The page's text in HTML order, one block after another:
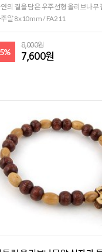
의 결을 담은 우주선형 올리브나무
알 8x10mm / FA211
5%
8,000원
7,600원